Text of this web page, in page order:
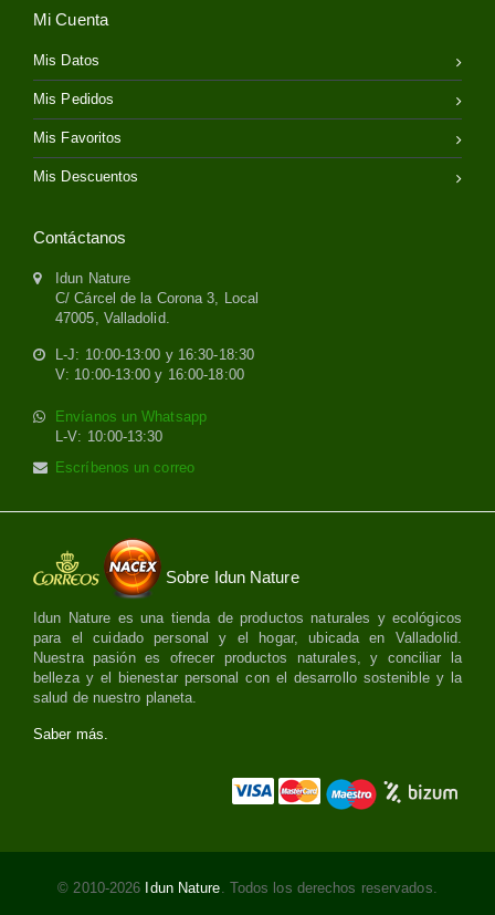
Mi Cuenta
Mis Datos
Mis Pedidos
Mis Favoritos
Mis Descuentos
Contáctanos
Idun Nature
C/ Cárcel de la Corona 3, Local
47005, Valladolid.
L-J: 10:00-13:00 y 16:30-18:30
V: 10:00-13:00 y 16:00-18:00
Envíanos un Whatsapp
L-V: 10:00-13:30
Escríbenos un correo
Sobre Idun Nature
Idun Nature es una tienda de productos naturales y ecológicos
para el cuidado personal y el hogar, ubicada en Valladolid.
Nuestra pasión es ofrecer productos naturales, y conciliar la
belleza y el bienestar personal con el desarrollo sostenible y la
salud de nuestro planeta.
Saber más.
© 2010-2026 Idun Nature. Todos los derechos reservados.